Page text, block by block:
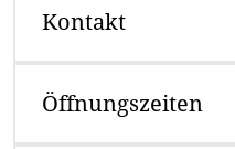
Kontakt
Öffnungszeiten